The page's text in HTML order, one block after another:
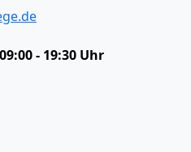
- 19:30 Uhr